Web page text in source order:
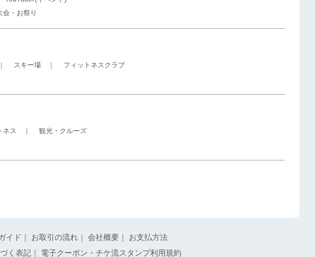
会・お祭り
スキー場 ｜ フィットネスクラブ
ネス ｜ 観光・クルーズ
イド お取引の流れ 会社概要
お支払方法
く表記 電子クーポン・チケ流スタンプ利用規約